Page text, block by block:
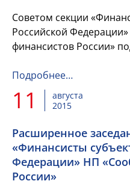
Советом секции
Российской
финансистов России»
новой редакции
Подробнее…
11
августа
2015
Расширенное
«Финансисты
Федерации» НП
России»